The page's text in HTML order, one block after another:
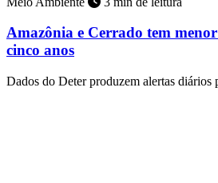
Amazônia e Cerrado tem
cinco anos
Dados do Deter produzem alertas diários